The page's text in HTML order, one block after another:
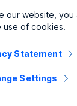
20
șir
our website,
use of cookies.
Statement
Settings